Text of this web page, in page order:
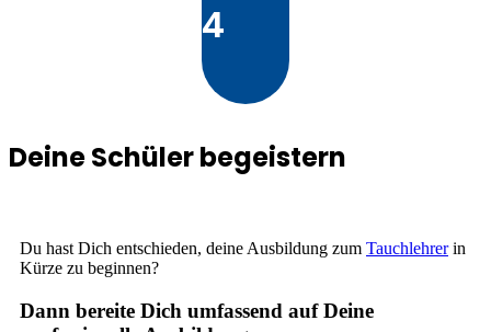
4
Deine Schüler begeistern
Du hast Dich entschieden, deine Ausbildung zum Tauchlehrerin
Kürze zu beginnen?
Dann bereite Dich umfassend auf Deine